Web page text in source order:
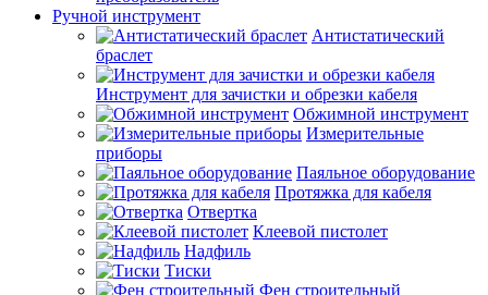
Ручной инструмент
Антистатический
браслет
Инструмент для зачистки и обрезки кабеля
Обжимной инструмент
Измерительные
приборы
Паяльное оборудование
Протяжка для кабеля
Отвертка
Клеевой пистолет
Надфиль
Тиски
Фен строительный